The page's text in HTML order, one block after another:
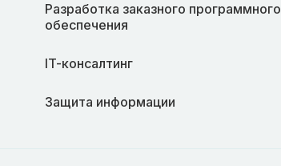
Разработка заказного программного
обеспечения
IT-консалтинг
Защита информации